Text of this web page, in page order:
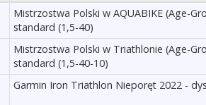
Mistrzostwa Polski w AQUABIKE (Age-
standard (1,5-40)
Mistrzostwa Polski w Triathlonie (Age-
standard (1,5-40-10)
Garmin Iron Triathlon Nieporęt 2022 -